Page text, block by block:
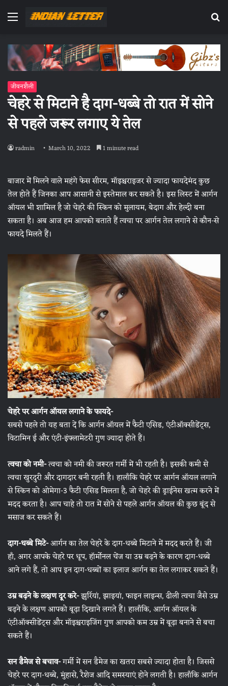
Menu
जीवनशैली
चेहरे से मिटाने है दाग-धब्बे तो रात में सोने
से पहले जरूर लगाए ये तेल
radmin March 10, 2022 1 minute read
बाजार में मिलने वाले महंगे फेस सीरम, मॉइश्चराइजर से ज्यादा फायदेमंद कुछ
तेल होते हैं जिनका आप आसानी से इस्तेमाल कर सकते है। इस लिस्ट में आर्गन
ऑयल भी शामिल है जो चेहरे की स्किन को मुलायम, बेदाग और हेल्दी बना
सकता है। अब आज हम आपको बताते हैं त्वचा पर आर्गन तेल लगाने से कौन-से
फायदे मिलते हैं।
चेहरे पर आर्गन ऑयल लगाने के फायदे-
सबसे पहले तो यह बता दें कि आर्गन ऑयल में फैटी एसिड, एंटीऑक्सीडेंट्स,
विटामिन ई और एंटी-इंफ्लामेटरी गुण ज्यादा होते हैं।
त्वचा को नमी-त्वचा को नमी की जरूरत गर्मी में भी रहती है। इसकी कमी से
त्वचा खुरदुरी और दागदार बनी रहती है। हालाँकि चेहरे पर आर्गन ऑयल लगाने
से स्किन को ओमेगा-3 फैटी एसिड मिलता है, जो चेहरे की ड्राईनेस खत्म करने में
मदद करता है। आप चाहे तो रात में सोने से पहले आर्गन ऑयल की कुछ बूंद से
मसाज कर सकते हैं।
दाग-धब्बे मिटे-आर्गन का तेल चेहरे के दाग-धब्बे मिटाने में मदद करते हैं। जी
हाँ, अगर आपके चेहरे पर धूप, हॉर्मोनल चेंज या उम्र बढ़ने के कारण दाग-धब्बे
आने लगे हैं, तो आप इन दाग-धब्बों का इलाज आर्गन का तेल लगाकर सकते हैं।
उम्र बढ़ने के लक्षण दूर करे-झुर्रियां, झाइयां, फाइन लाइन्स, ढीली त्वचा जैसे उम्र
बढ़ने के लक्षण आपको बूढ़ा दिखाने लगते हैं। हालाँकि, आर्गन ऑयल के
एंटीऑक्सीडेंट्स और मॉइश्चराइजिंग गुण आपको कम उम्र में बूढ़ा बनाने से बचा
सकते हैं।
सन डैमेज से बचाव-गर्मी में सन डैमेज का खतरा सबसे ज्यादा होता है। जिससे
चेहरे पर दाग-धब्बे, मुंहासे, रैशेज आदि समस्याएं होने लगती है। हालाँकि आर्गन